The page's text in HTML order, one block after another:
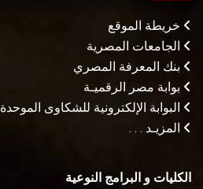
خريطة الموقع
الجامعات المصرية
بنك المعرفة المصري
بوابة مصر الرقميـة
البوابة الإلكترونية للشكاوى الموحدة
المزيـد . . .
الكليات و البرامج النوعية